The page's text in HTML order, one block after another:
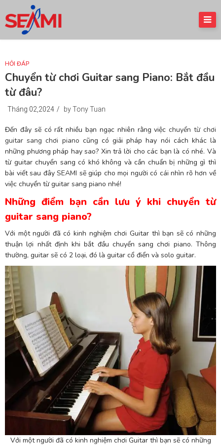
HỎI ĐÁP
Chuyển từ chơi Guitar sang Piano: Bắt đầu
từ đâu?
Tháng 02,2024 / by Tony Tuan
Đến đây sẽ có rất nhiều bạn ngạc nhiên rằng việcchuyển từ chơi
guitar sang chơi piano cũng có giải pháp hay nói cách khác là
những phương pháp hay sao? Xin trả lời cho các bạn là có nhé. Và
từ guitar chuyển sang có khó không và cần chuẩn bị những gì thì
bài viết sau đâySEAMI sẽ giúp cho mọi người có cái nhìn rõ hơn về
việc chuyển từ guitar sang piano nhé!
Những điểm bạn cần lưu ý khi chuyển từ
guitar sang piano?
Với một người đã có kinh nghiệm chơi Guitar thì bạn sẽ có những
thuận lợi nhất định khi bắt đầu chuyển sang chơi piano. Thông
thường, guitar sẽ có 2 loại, đó là guitar cổ điển và solo guitar.
Với một người đã có kinh nghiệm chơi Guitar thì bạn sẽ có những